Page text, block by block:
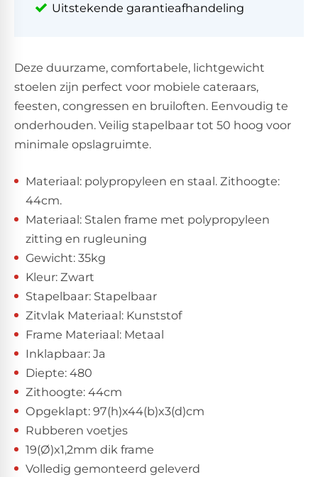
Uitstekende garantieafhandeling
Deze duurzame, comfortabele, lichtgewicht
stoelen zijn perfect voor mobiele cateraars,
feesten, congressen en bruiloften. Eenvoudig te
onderhouden. Veilig stapelbaar tot 50 hoog voor
minimale opslagruimte.
Materiaal: polypropyleen en staal. Zithoogte:
44cm.
Materiaal: Stalen frame met polypropyleen
zitting en rugleuning
Gewicht: 35kg
Kleur: Zwart
Stapelbaar: Stapelbaar
Zitvlak Materiaal: Kunststof
Frame Materiaal: Metaal
Inklapbaar: Ja
Diepte: 480
Zithoogte: 44cm
Opgeklapt: 97(h)x44(b)x3(d)cm
Rubberen voetjes
19(Ø)x1,2mm dik frame
Volledig gemonteerd geleverd